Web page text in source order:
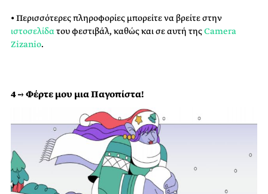
• Περισσότερες πληροφορίες μπορείτε να βρείτε στην
ιστοσελίδατου φεστιβάλ, καθώς και σε αυτή τηςCamera
Zizanio.
4 → Φέρτε μου μια Παγοπίστα!